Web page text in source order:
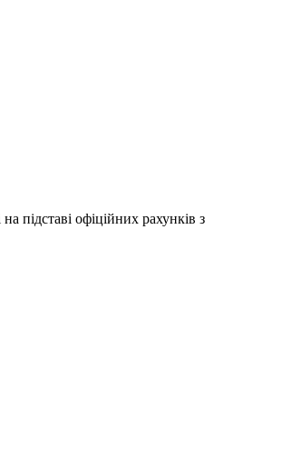
підставі офіційних рахунків з